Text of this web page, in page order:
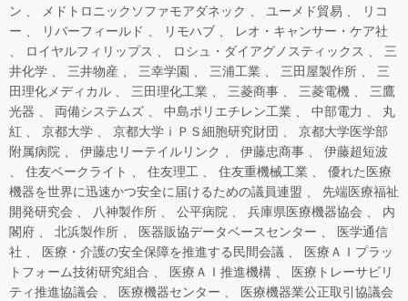
ン
メドトロニックソファモアダネック ユーメド貿易
リコ
ー
リバーフィールド リモハブ
レオ・キャンサー・ケア社
ロイヤルフィリップス
ロシュ・ダイアグノスティックス
三
井化学
三井物産 三幸学園 三浦工業 三田屋製作所
三
田理化メディカル
三田理化工業 三菱商事 三菱電機
三鷹
光器
両備システムズ 中島ポリエチレン工業 中部電力
丸
紅
京都大学 京都大学ｉＰＳ細胞研究財団
京都大学医学部
附属病院
伊藤忠リーテイルリンク 伊藤忠商事
伊藤超短波
住友ベークライト
住友理工 住友重機械工業
優れた医療
機器を世界に迅速かつ安全に届けるための議員連盟
先端医療福祉
開発研究会
八神製作所 公平病院 兵庫県医療機器協会
内
閣府
北浜製作所 医器販協データベースセンター
医学通信
社
医療・介護の安全保障を推進する民間会議
医療ＡＩプラッ
トフォーム技術研究組合
医療ＡＩ推進機構
医療トレーサビリ
ティ推進協議会
医療機器センター
医療機器業公正取引協議会